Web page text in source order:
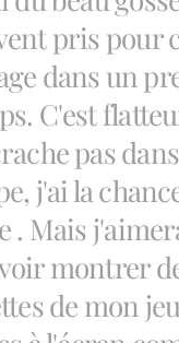
pris pour
dans un
C'est
pas
j'ai la
. Mais
montrer
de mon